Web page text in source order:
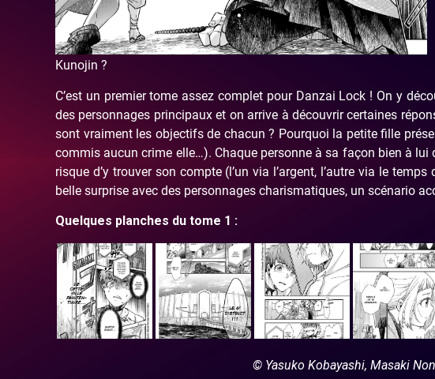
Kunojin ?
C’est un premier tome assez complet pour Danzai Lock ! On y
des personnages principaux et on arrive à découvrir certaines
sont vraiment les objectifs de chacun ? Pourquoi la petite fille
commis aucun crime elle…). Chaque personne à sa façon bien à lui
risque d’y trouver son compte (l’un via l’argent, l’autre via le
belle surprise avec des personnages charismatiques, un scénario
Quelques planches du tome 1 :
© Yasuko Kobayashi, Masaki